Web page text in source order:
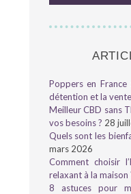
Poppers en
détention et la
Meilleur CBD sans
vos besoins ? 28
Quels sont les
mars 2026
Comment choisir
relaxant à la maison
8 astuces pour